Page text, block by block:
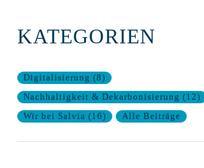
KATEGORIEN
Digitalisierung (8)
Nachhaltigkeit & Dekarbonisierung (12)
Wir bei Salvia (16) Alle Beiträge